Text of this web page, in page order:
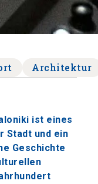
Architektur
ist eines
Stadt und ein
Geschichte